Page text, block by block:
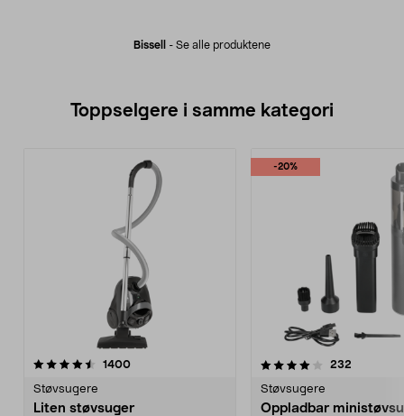
Bissell - Se alle produktene
Toppselgere i samme kategori
1400anmeldelser
Støvsugere
Liten støvsuger
-20%
4.0 av 5 stjerner 232
Støvsugere
Oppladbar
4.0 av 5 stjerner